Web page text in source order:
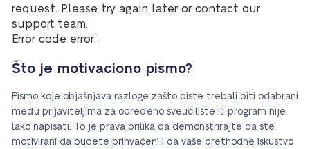
request. Please try again later or contact our
support team.
Error code error:
Što je motivaciono pismo?
Pismo koje objašnjava razloge zašto biste trebali biti odabrani
među prijaviteljima za određeno sveučilište ili program nije
lako napisati. To je prava prilika da demonstrirajte da ste
motivirani da budete prihvaćeni i da vaše prethodne iskustvo